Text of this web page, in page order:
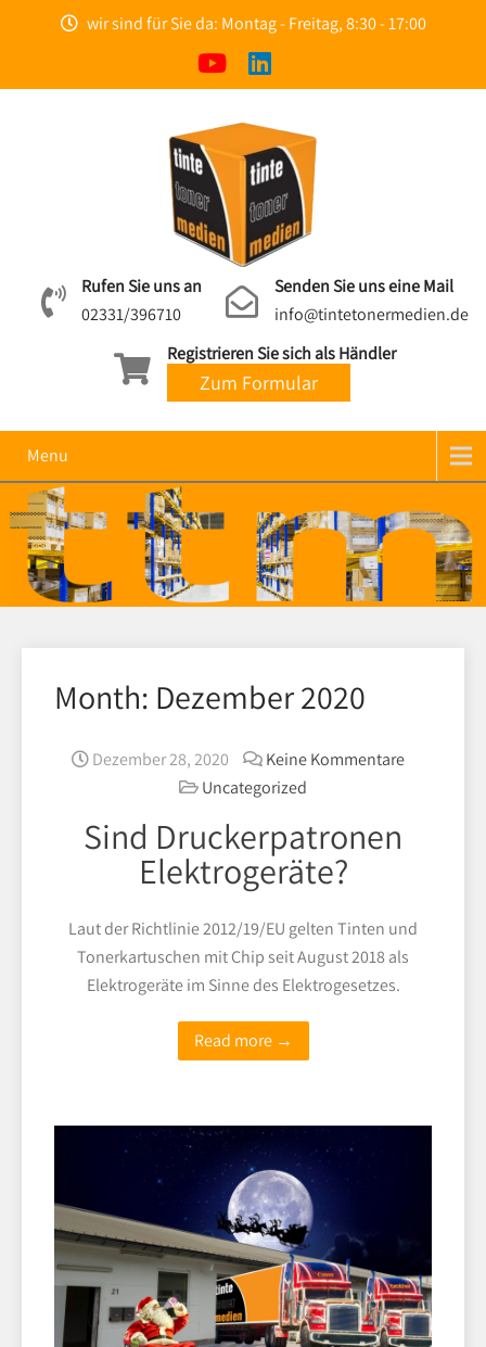
wir sind für Sie da: Montag - Freitag, 8:30 - 17:00
Rufen Sie uns an
02331/396710
Senden Sie uns eine Mail
info@tintetonermedien.de
Registrieren Sie sich als Händler
Zum Formular
Menu
Month: Dezember 2020
Dezember 28, 2020
Keine Kommentare
Uncategorized
Sind Druckerpatronen
Elektrogeräte?
Laut der Richtlinie 2012/19/EU gelten Tinten und
Tonerkartuschen mit Chip seit August 2018 als
Elektrogeräte im Sinne des Elektrogesetzes.
Read more →